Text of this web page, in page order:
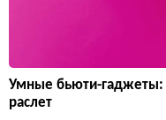
Умные бьюти-гаджеты:
раслет